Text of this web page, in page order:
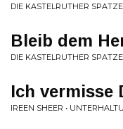
DIE KASTELRUTHER
Bleib dem
DIE KASTELRUTHER
Ich vermisse
IREEN SHEER •